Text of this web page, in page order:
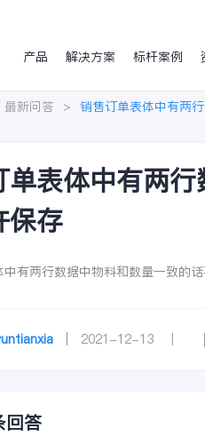
产品
解决方案 标杆案例
最新问答 > 销售订单表体中有两
单表体中有两
保存
中有两行数据中物料和数量一致的
| 2021-12-13 ｜
回答